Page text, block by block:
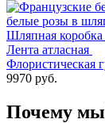
белые розы в
Шляпная коробка
Лента атласная
Флористическая
9970 руб.
Почему